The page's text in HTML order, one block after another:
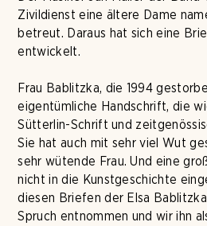
Zivildienst eine ältere Dame
betreut. Daraus hat sich eine
entwickelt.
Frau Bablitzka, die 1994
eigentümliche Handschrift, die
Sütterlin-Schrift und
Sie hat auch mit sehr viel Wut
sehr wütende Frau. Und eine
nicht in die Kunstgeschichte
diesen Briefen der Elsa
Spruch entnommen und wir ihn